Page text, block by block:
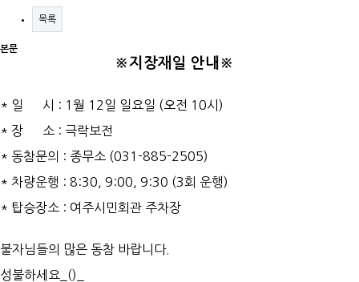
목록
본문
※지장재일 안내※
* 일 시 : 1월 12일 일요일 (오전 10시)
* 장 소 : 극락보전
* 동참문의 : 종무소 (031-885-2505)
* 차량운행 : 8:30, 9:00, 9:30 (3회 운행)
* 탑승장소 : 여주시민회관 주차장
불자님들의 많은 동참 바랍니다.
성불하세요_()_